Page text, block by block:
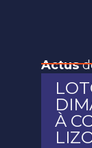
Actus
À